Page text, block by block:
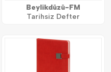
Beylikdüzü-FM
Tarihsiz Defter